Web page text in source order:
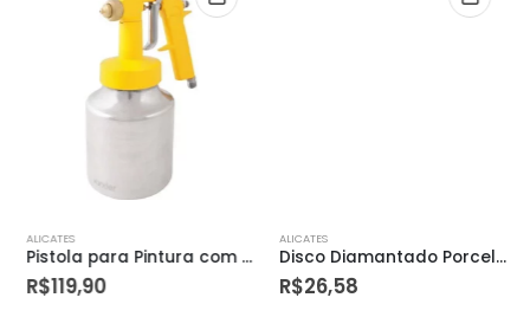
ALICATES
Pistola para Pintura com Caneca em Alumínio Tipo Sucção Ar Direto Pdv 100 – Vonder
R$119,90
ALICATES
Disco Diamantado Porcelanato Ext Fino Turbo Dtools
R$26,58